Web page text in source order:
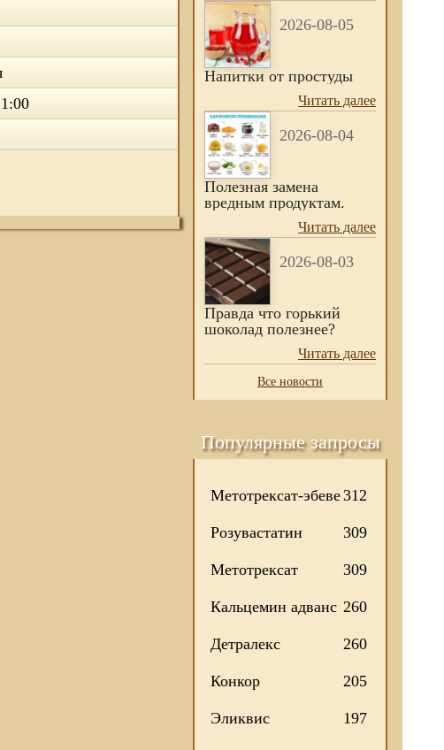
2026-08-05
Напитки от простуды
Читать далее
2026-08-04
Полезная замена
вредным продуктам.
Читать далее
2026-08-03
Правда что горький
шоколад полезнее?
Читать далее
Все новости
Популярные запросы
Метотрексат-эбеве312
Розувастатин 309
Метотрексат 309
Кальцемин адванс 260
Детралекс 260
Конкор 205
Эликвис 197